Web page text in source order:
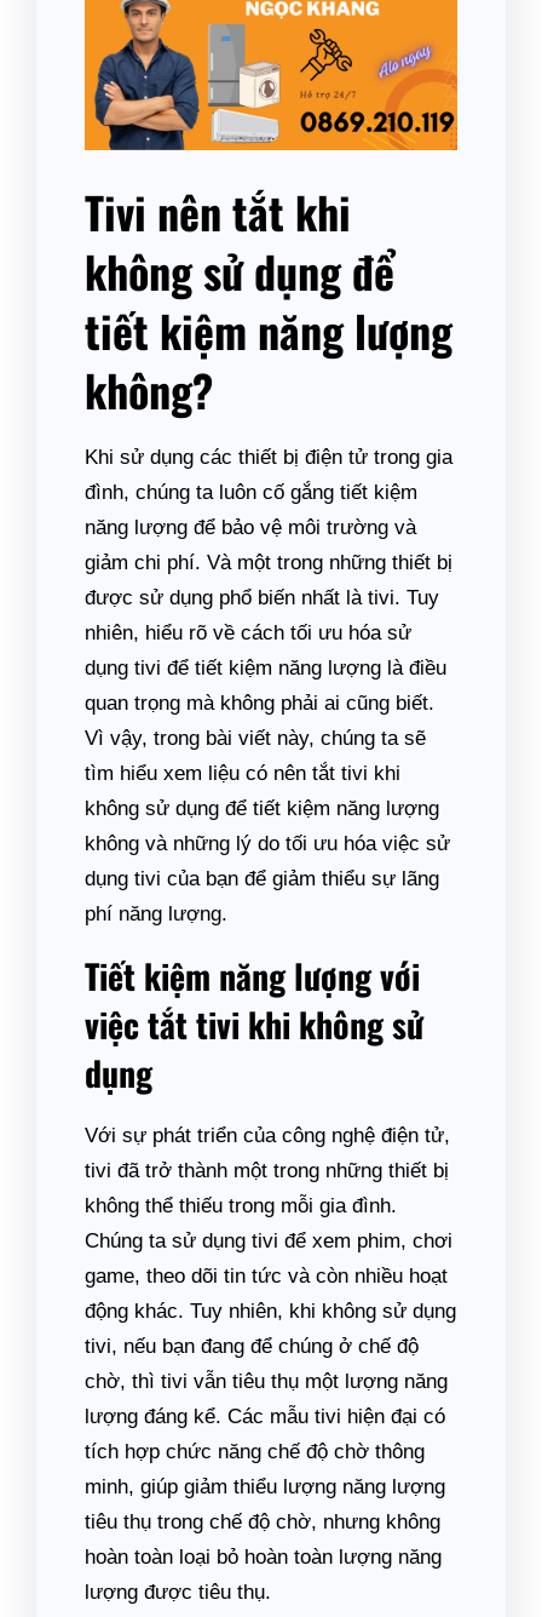
Tivi nên tắt khi
không sử dụng để
tiết kiệm năng lượng
không?
Khi sử dụng các thiết bị điện tử trong gia
đình, chúng ta luôn cố gắng tiết kiệm
năng lượng để bảo vệ môi trường và
giảm chi phí. Và một trong những thiết bị
được sử dụng phổ biến nhất là tivi. Tuy
nhiên, hiểu rõ về cách tối ưu hóa sử
dụng tivi để tiết kiệm năng lượng là điều
quan trọng mà không phải ai cũng biết.
Vì vậy, trong bài viết này, chúng ta sẽ
tìm hiểu xem liệu có nên tắt tivi khi
không sử dụng để tiết kiệm năng lượng
không và những lý do tối ưu hóa việc sử
dụng tivi của bạn để giảm thiểu sự lãng
phí năng lượng.
Tiết kiệm năng lượng với
việc tắt tivi khi không sử
dụng
Với sự phát triển của công nghệ điện tử,
tivi đã trở thành một trong những thiết bị
không thể thiếu trong mỗi gia đình.
Chúng ta sử dụng tivi để xem phim, chơi
game, theo dõi tin tức và còn nhiều hoạt
động khác. Tuy nhiên, khi không sử dụng
tivi, nếu bạn đang để chúng ở chế độ
chờ, thì tivi vẫn tiêu thụ một lượng năng
lượng đáng kể. Các mẫu tivi hiện đại có
tích hợp chức năng chế độ chờ thông
minh, giúp giảm thiểu lượng năng lượng
tiêu thụ trong chế độ chờ, nhưng không
hoàn toàn loại bỏ hoàn toàn lượng năng
lượng được tiêu thụ.